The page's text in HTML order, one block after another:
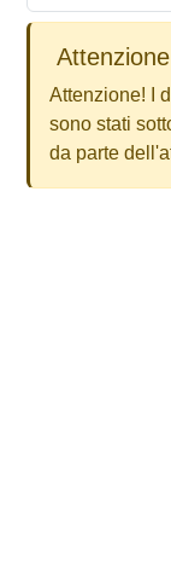
Attenzione
Attenzione! I
sono stati
da parte